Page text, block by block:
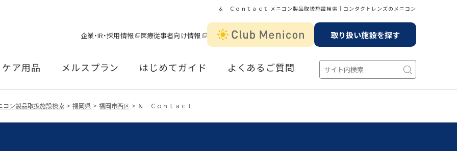
＆ Ｃｏｎｔａｃｔ メニコン製品取扱施設検索│コンタクトレンズのメニコン
企業・IR・採用情報 医療従事者向け情報 取り扱い施設を探す
ケア用品 メルスプラン はじめてガイド よくあるご質問
コン製品取扱施設検索 福岡県 福岡市西区 ＆ Ｃｏｎｔａｃｔ